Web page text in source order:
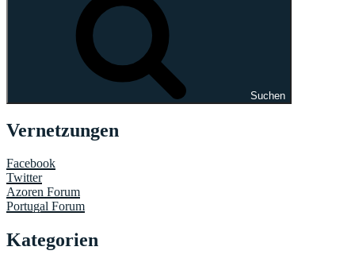
Suchen
Vernetzungen
Facebook
Twitter
Azoren Forum
Portugal Forum
Kategorien